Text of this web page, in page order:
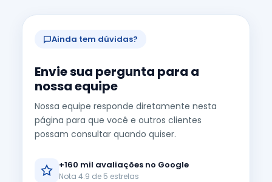
Ainda tem dúvidas?
Envie sua pergunta para a
nossa equipe
Nossa equipe responde diretamente nesta
página para que você e outros clientes
possam consultar quando quiser.
+160 mil avaliações no Google
Nota 4.9 de 5 estrelas